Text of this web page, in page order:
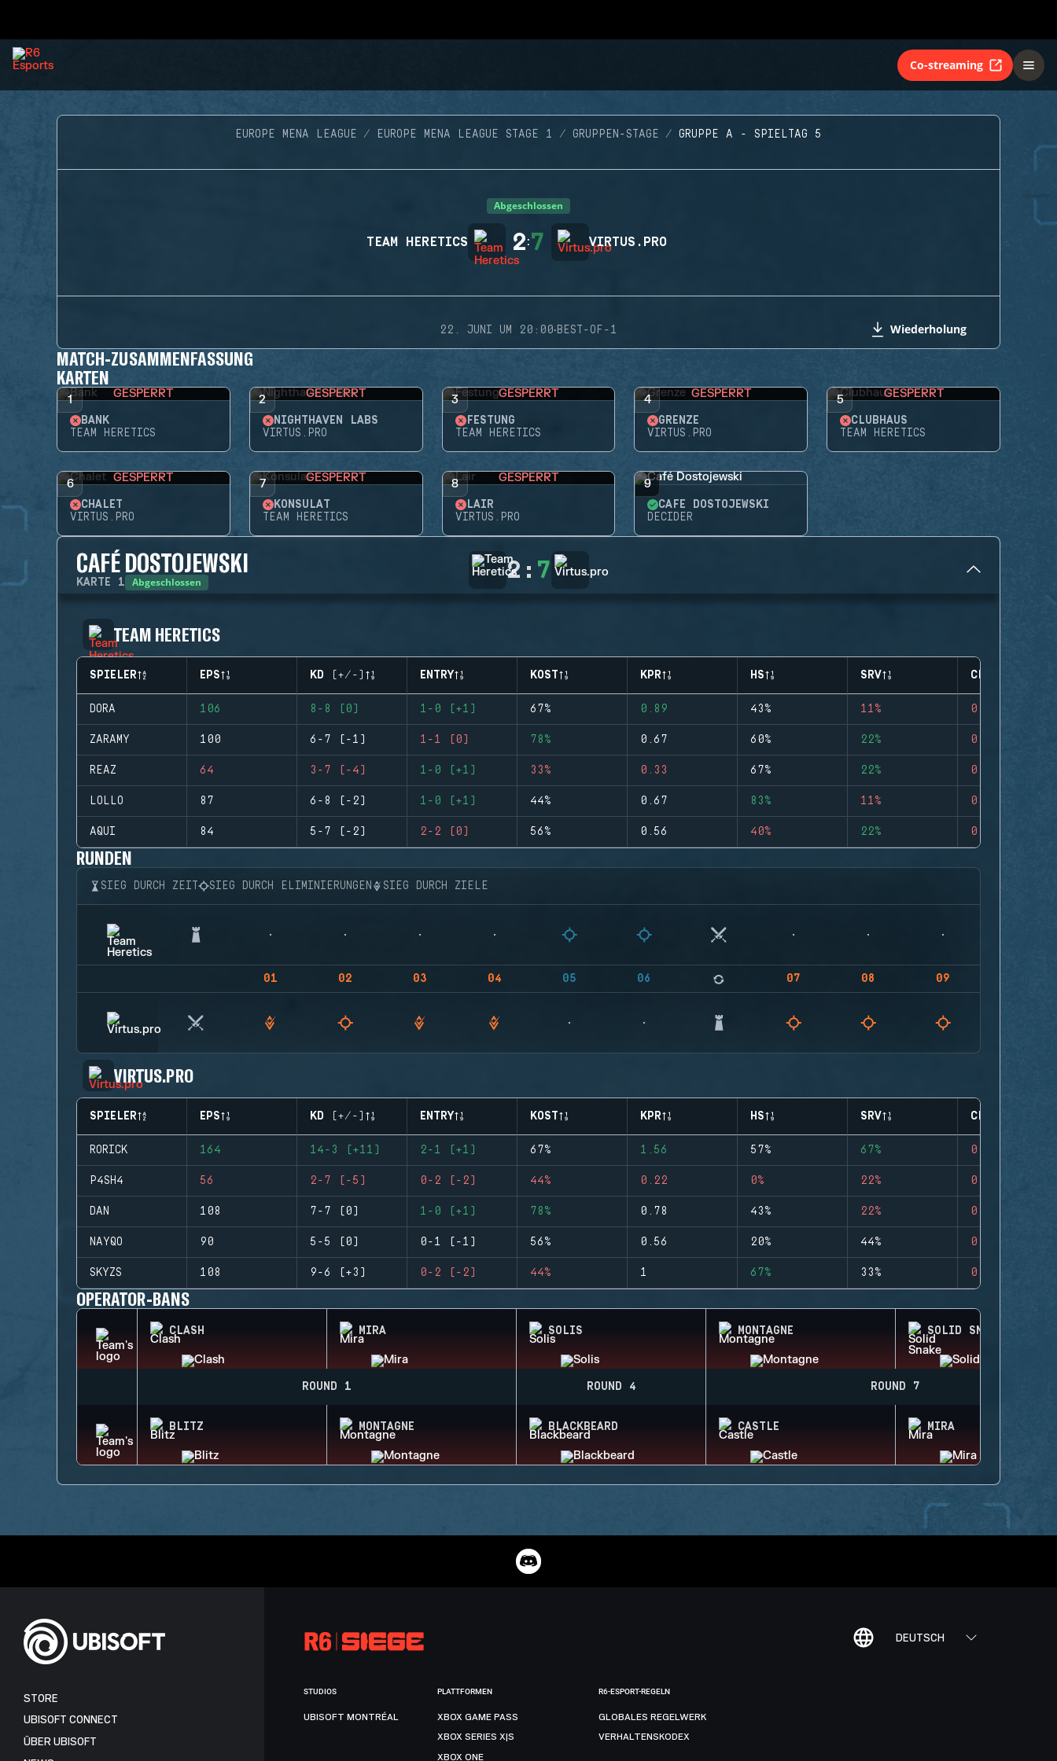
Co-streaming
EUROPE MENA LEAGUE EUROPE MENA LEAGUE STAGE 1 GRUPPEN-STAGE GRUPPE A - SPIELTAG 5
Abgeschlossen
TEAM HERETICS 2:7 VIRTUS.PRO
22. JUNI UM 20:00·BEST-OF-1 Wiederholung
MATCH-ZUSAMMENFASSUNG
KARTEN
1 GESPERRT
BANK
TEAM HERETICS
2 GESPERRT
NIGHTHAVEN LABS
VIRTUS.PRO
3 GESPERRT
FESTUNG
TEAM HERETICS
4 GESPERRT
GRENZE
VIRTUS.PRO
5 GESPERRT
CLUBHAUS
TEAM HERETICS
6 GESPERRT
CHALET
VIRTUS.PRO
7 GESPERRT
KONSULAT
TEAM HERETICS
8 GESPERRT
LAIR
VIRTUS.PRO
9
CAFÉ DOSTOJEWSKI
DECIDER
CAFÉ DOSTOJEWSKI
KARTE 1 Abgeschlossen 2 : 7
TEAM HERETICS
SPIELER EPS KD (+/-) ENTRY KOST KPR HS SRV CLUTCHES
DORA 106 8-8 (0) 1-0 (+1) 67% 0.89 43% 11% 0
ZARAMY 100 6-7 (-1) 1-1 (0) 78% 0.67 60% 22% 0
REAZ 64 3-7 (-4) 1-0 (+1) 33% 0.33 67% 22% 0
LOLLO 87 6-8 (-2) 1-0 (+1) 44% 0.67 83% 11% 0
AQUI 84 5-7 (-2) 2-2 (0) 56% 0.56 40% 22% 0
RUNDEN
SIEG DURCH ZEIT SIEG DURCH ELIMINIERUNGEN SIEG DURCH ZIELE
01 02 03 04 05 06 07 08 09
VIRTUS.PRO
SPIELER EPS KD (+/-) ENTRY KOST KPR HS SRV CLUTCHES
RORICK 164 14-3 (+11) 2-1 (+1) 67% 1.56 57% 67% 0
P4SH4 56 2-7 (-5) 0-2 (-2) 44% 0.22 0% 22% 0
DAN 108 7-7 (0) 1-0 (+1) 78% 0.78 43% 22% 0
NAYQO 90 5-5 (0) 0-1 (-1) 56% 0.56 20% 44% 0
SKYZS 108 9-6 (+3) 0-2 (-2) 44% 1 67% 33% 0
OPERATOR-BANS
CLASH MIRA SOLIS MONTAGNE SOLID SNAKE
ROUND 1 ROUND 4 ROUND 7
BLITZ MONTAGNE BLACKBEARD CASTLE MIRA
DEUTSCH
STORE
UBISOFT CONNECT
ÜBER UBISOFT
STUDIOS
UBISOFT MONTRÉAL
PLATTFORMEN
XBOX GAME PASS
XBOX SERIES X|S
XBOX ONE
R6-ESPORT-REGELN
GLOBALES REGELWERK
VERHALTENSKODEX